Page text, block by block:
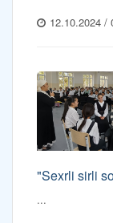
12.10.2024 /
"Sexrli sirli
...